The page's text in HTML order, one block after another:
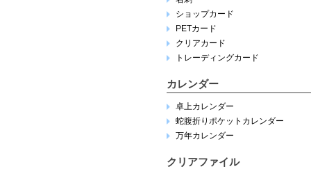
ショップカード
PETカード
クリアカード
トレーディングカード
カレンダー
卓上カレンダー
蛇腹折りポケットカレンダー
万年カレンダー
クリアファイル